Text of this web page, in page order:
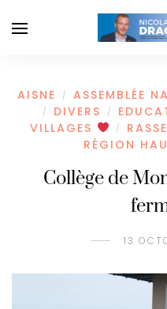
AISNE / ASSEMBLÉE
/ DIVERS /
VILLAGES
/
RÉGION
Collège de
13